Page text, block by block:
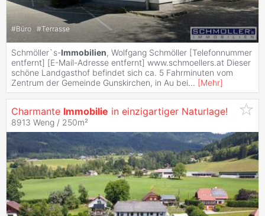
#Büro #Terrasse
Schmöller`s-Immobilien, Wolfgang Schmöller [Telefonnummer
entfernt] [E-Mail-Adresse entfernt] www.schmoellers.at Dieser
schöne Landgasthof befindet sich ca. 5 Fahrminuten vom
Zentrum der Gemeinde Gunskirchen, in Au bei... [Mehr]
Charmante Immobilie in einzigartiger Naturlage!
8913 Weng / 250m²